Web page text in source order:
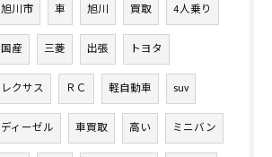
旭川市 車 旭川 買取 4人乗り
国産 三菱 出張 トヨタ
レクサス ＲＣ 軽自動車 suv
ディーゼル 車買取 高い ミニバン